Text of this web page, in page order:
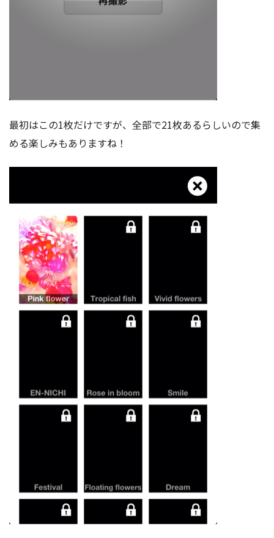
最初はこの1枚だけですが、全部で21枚あるらしいので集
める楽しみもありますね！